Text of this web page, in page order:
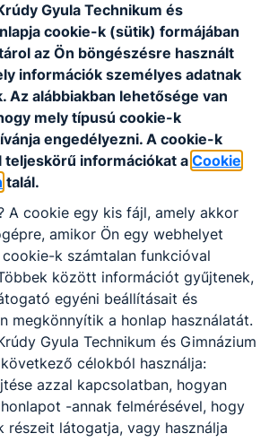
átadásával (1986. szeptember
az intézmény életében. Az
az iskola, ami siófoki
az egyik legszebb és
komplexum volt, végleges helyére
folytatta működését.
száma 14 volt, ebből egy
fizikai előadóterem, egy nyelvi
terem, könyvtár (ma már
és olvasóterem, tankonyha,
egy cukrászműhely és egy
Ez a tantermi ellátottság a
kiváló volt.
tantermekhez tartozott még a
büfé, orvosi szoba, saját konyha,
sportpályákkal (futópálya és
zárt láncú video- és
és környékéről, hanem
Gyula Technikum és
cookie-k (sütik) formájában
az Ön böngészésre használt
információk személyes adatnak
Az alábbiakban lehetősége van
mely típusú cookie-k
engedélyezni. A cookie-k
teljeskörű információkat aCookie
talál.
A cookie egy kis fájl, amely akkor
amikor Ön egy webhelyet
k számtalan funkcióval
között információt gyűjtenek,
egyéni beállításait és
megkönnyítik a honlap használatát.
Gyula Technikum és Gimnázium
célokból használja:
azzal kapcsolatban, hogyan
-annak felmérésével, hogy
részeit látogatja, vagy használja